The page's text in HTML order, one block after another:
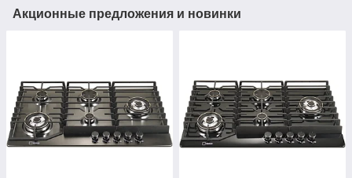
Акционные предложения и новинки